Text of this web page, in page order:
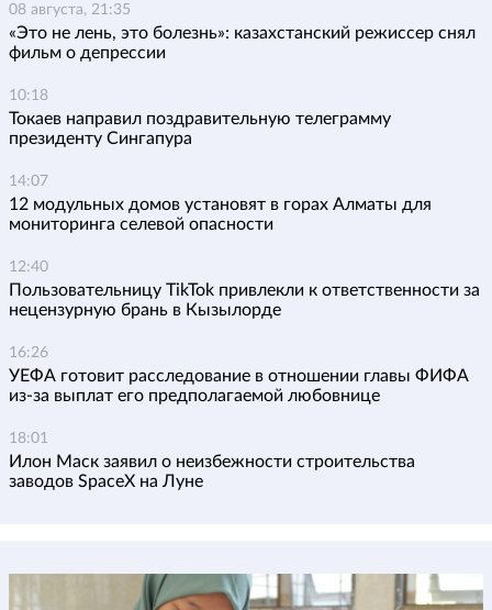
08 августа, 21:35
«Это не лень, это болезнь»: казахстанский режиссер снял
фильм о депрессии
10:18
Токаев направил поздравительную телеграмму
президенту Сингапура
14:07
12 модульных домов установят в горах Алматы для
мониторинга селевой опасности
12:40
Пользовательницу TikTok привлекли к ответственности за
нецензурную брань в Кызылорде
16:26
УЕФА готовит расследование в отношении главы ФИФА
из-за выплат его предполагаемой любовнице
18:01
Илон Маск заявил о неизбежности строительства
заводов SpaceX на Луне